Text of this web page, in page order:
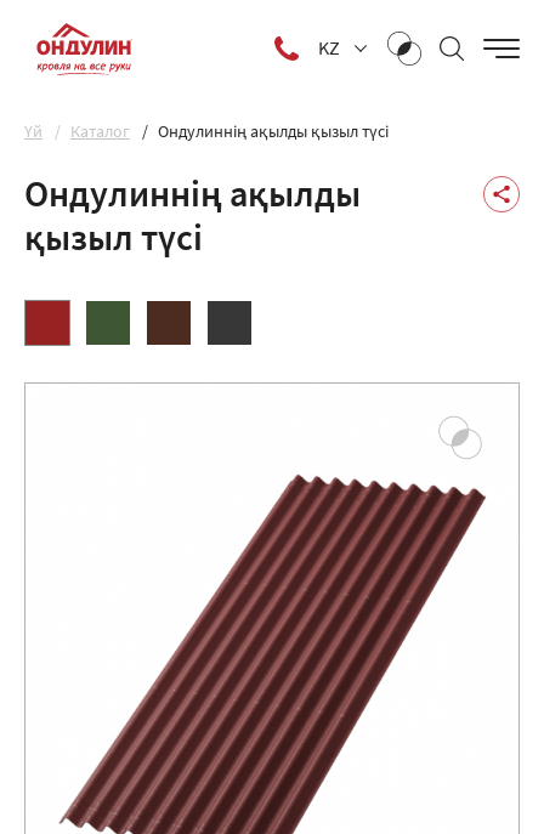
KZ
Yй Каталог Ондулиннің ақылды қызыл түсі
Ондулиннің ақылды
қызыл түсі